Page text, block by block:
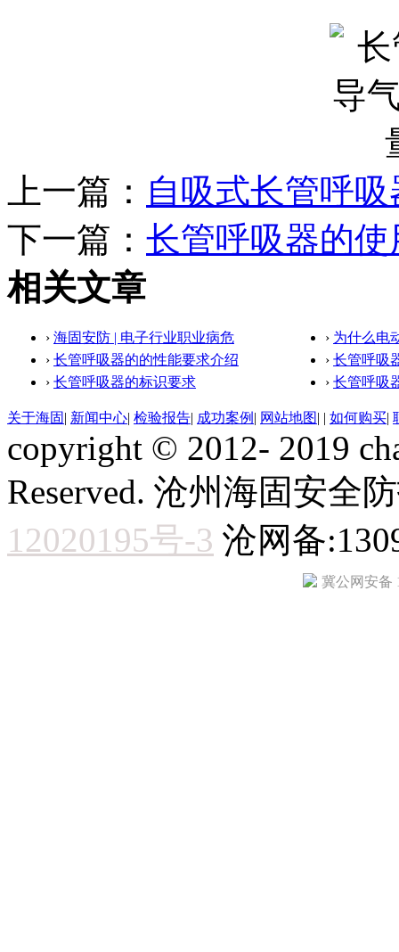
上一篇： 自吸式长管呼
下一篇： 长管呼吸器的使
相关文章
› 海固安防 | 电子行业职业病危 › 为什么电
› 长管呼吸器的的性能要求介绍 › 长管呼吸
› 长管呼吸器的标识要求 › 长管呼吸
关于海固 | 新闻中心| 检验报告| 成功案例 | 网站地图| | 如何购买|
copyright © 2012- 2019
Reserved. 沧州海固安全
12020195号-3 沧网备
冀公网安备